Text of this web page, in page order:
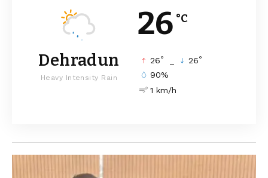
26 °C
Dehradun
Heavy Intensity Rain
26° 26°
90%
1 km/h